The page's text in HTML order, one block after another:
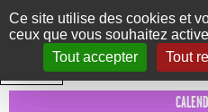
Panneau de gestion des cookies
Ce site utilise des cookies et
ceux que vous souhaitez
Tout accepter
Tout
Le Marni
CONCERTS DANSE/CIRQUE THÉÂTRE
INTRA MUROS